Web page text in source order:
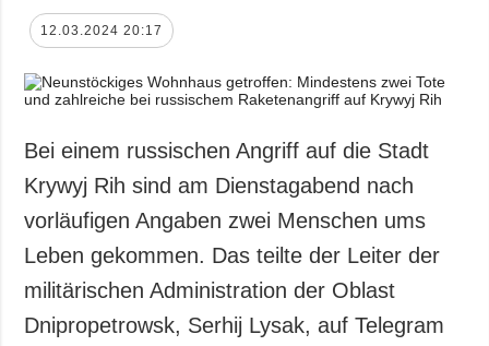
Politik
Wirtschaft
Militär
Kultur
Sport
Kriminalität
Notstand und
Notfälle
personenbezogener
Daten
ZUSÄTZLICH LEISTUNGEN
12.03.2024 20:17
Bei einem russischen Angriff auf die Stadt
Krywyj Rih sind am Dienstagabend nach
vorläufigen Angaben zwei Menschen ums
Leben gekommen. Das teilte der Leiter der
militärischen Administration der Oblast
Dnipropetrowsk, Serhij Lysak, auf Telegram